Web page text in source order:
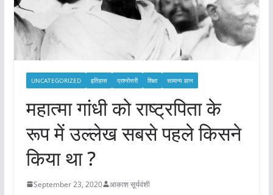
UNCATEGORIZED इतिहास प्रश्नोत्तरी शिक्षा सामान्य ज्ञान
महात्मा गांधी को राष्ट्रपिता के
रूप में उल्लेख सबसे पहले किसने
किया था ?
September 23, 2020 आकाश सूर्यवंशी